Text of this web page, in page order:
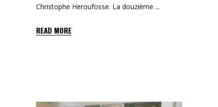
Christophe Heroufosse. La douzième
READ MORE